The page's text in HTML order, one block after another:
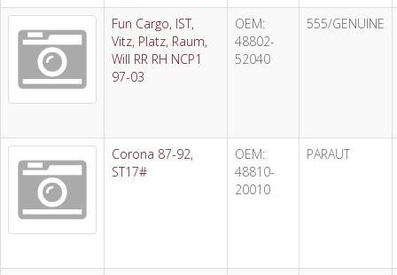
Fun Cargo, IST,
Vitz, Platz, Raum,
Will RR RH NCP1
97-03
OEM:
48802-
52040
555/GENUINE
Corona 87-92,
ST17#
OEM:
48810-
20010
PARAUT